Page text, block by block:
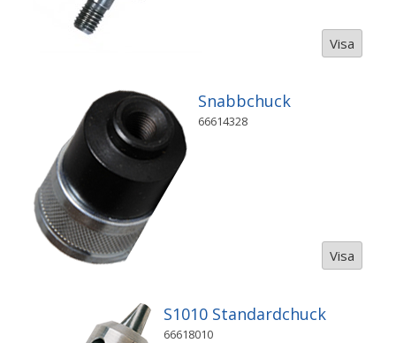
Visa
Snabbchuck
66614328
Visa
S1010 Standardchuck
66618010